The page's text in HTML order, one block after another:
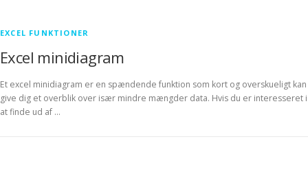
EXCEL FUNKTIONER
Excel minidiagram
Et excel minidiagram er en spændende funktion som kort og overskueligt kan
give dig et overblik over især mindre mængder data. Hvis du er interesseret i
at finde ud af …